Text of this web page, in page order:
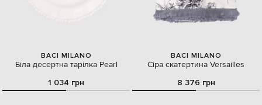
BACI MILANO
Біла десертна тарілка Pearl
1 034 грн
BACI MILANO
Сіра скатертина Versailles
8 376 грн